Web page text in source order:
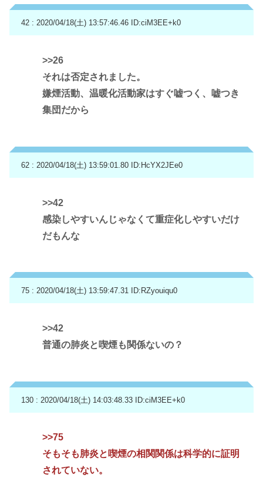
42 : 2020/04/18(土) 13:57:46.46 ID:ciM3EE+k0
>>26
それは否定されました。
嫌煙活動、温暖化活動家はすぐ嘘つく、嘘つき
集団だから
62 : 2020/04/18(土) 13:59:01.80 ID:HcYX2JEe0
>>42
感染しやすいんじゃなくて重症化しやすいだけ
だもんな
75 : 2020/04/18(土) 13:59:47.31 ID:RZyouiqu0
>>42
普通の肺炎と喫煙も関係ないの？
130 : 2020/04/18(土) 14:03:48.33 ID:ciM3EE+k0
>>75
そもそも肺炎と喫煙の相関関係は科学的に証明
されていない。